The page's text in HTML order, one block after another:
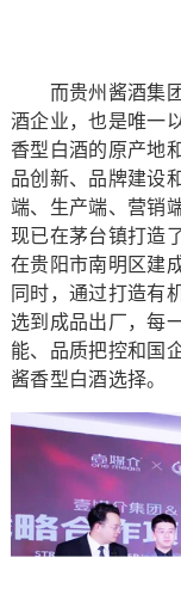
而贵州酱酒集团
酒企业，也是唯一
香型白酒的原产地
品创新、品牌建设
端、生产端、营销
现已在茅台镇打造
在贵阳市南明区建
同时，通过打造有
选到成品出厂，每
能、品质把控和国
酱香型白酒选择。